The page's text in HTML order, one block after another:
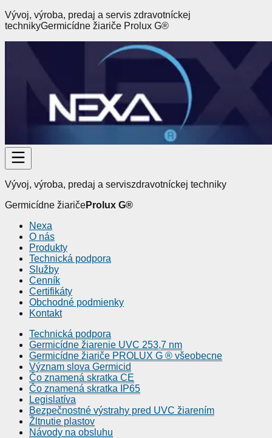
Vývoj, výroba, predaj a servis zdravotníckej
technikyGermicídne žiariče Prolux G®
Vývoj, výroba, predaj a serviszdravotníckej techniky
Germicídne žiaričeProlux G®
Nexa
O nás
Produkty
Technická podpora
Služby
Cenník
Certifikáty
Obchodné podmienky
Kontakt
Technická podpora
Germicídne žiarenie UVC 253,7 nm
Germicídne žiariče PROLUX G ® všeobecne
Význam slova Germicid
Čo znamená skratka CE
Čo znamená skratka IP65
Legislatíva
Bezpečnostné výstrahy pred UVC žiarením
Žltnutie plastov
Návody na obsluhu